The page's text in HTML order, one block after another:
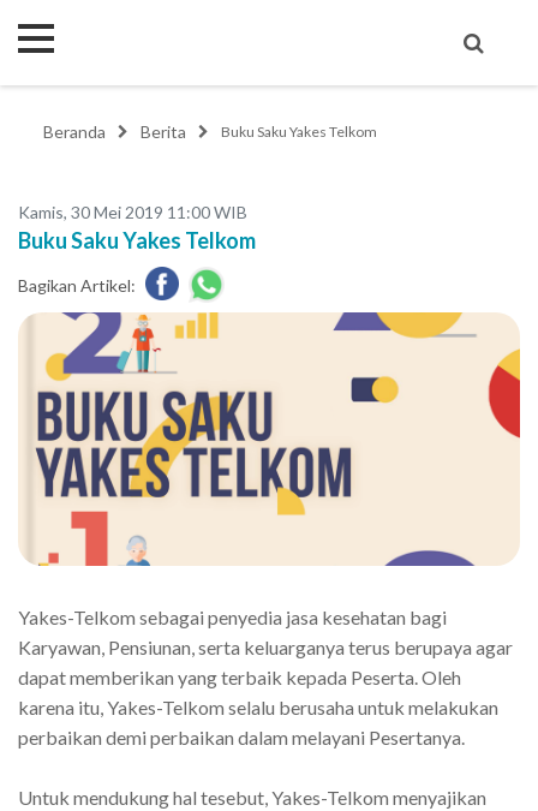
Beranda Berita Buku Saku Yakes Telkom
Kamis, 30 Mei 2019 11:00 WIB
Buku Saku Yakes Telkom
Bagikan Artikel:
Yakes-Telkom sebagai penyedia jasa kesehatan bagi
Karyawan, Pensiunan, serta keluarganya terus berupaya agar
dapat memberikan yang terbaik kepada Peserta. Oleh
karena itu, Yakes-Telkom selalu berusaha untuk melakukan
perbaikan demi perbaikan dalam melayani Pesertanya.
Untuk mendukung hal tesebut, Yakes-Telkom menyajikan